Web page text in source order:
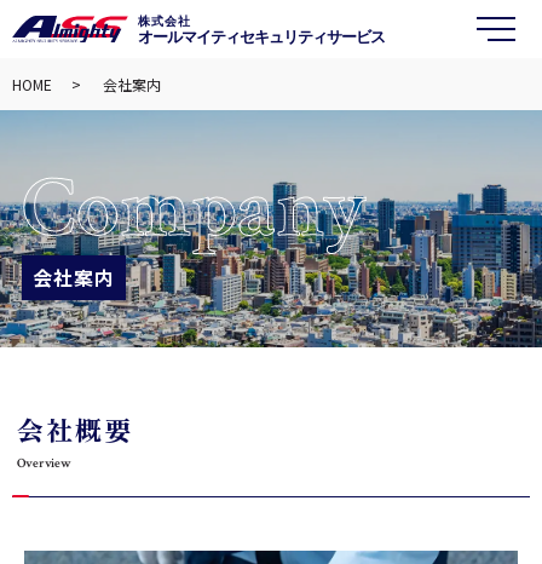
株式会社
オールマイティセキュリティサービス メ
HOME 会社案内
Company
会社案内
会社概要
Overview